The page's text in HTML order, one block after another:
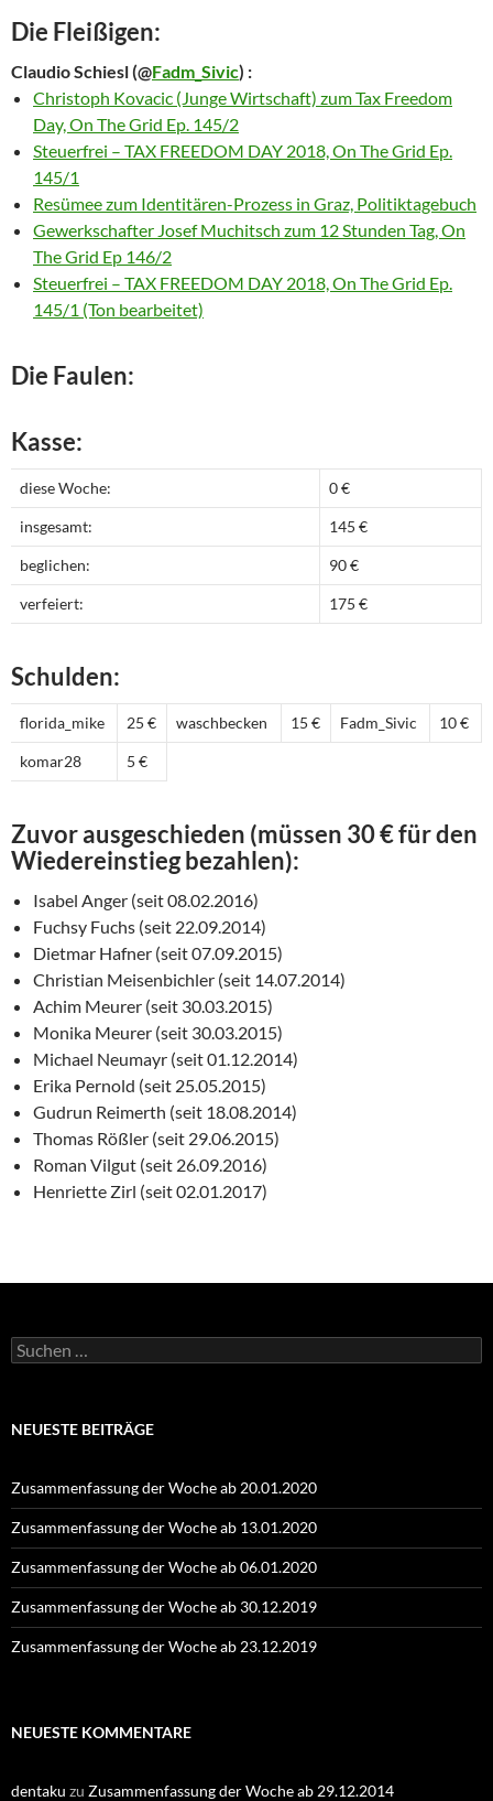
Die Fleißigen:
Claudio Schiesl(@Fadm_Sivic) :
Christoph Kovacic (Junge Wirtschaft) zum Tax Freedom
Day, On The Grid Ep. 145/2
Steuerfrei – TAX FREEDOM DAY 2018, On The Grid Ep.
145/1
Resümee zum Identitären-Prozess in Graz, Politiktagebuch
Gewerkschafter Josef Muchitsch zum 12 Stunden Tag, On
The Grid Ep 146/2
Steuerfrei – TAX FREEDOM DAY 2018, On The Grid Ep.
145/1 (Ton bearbeitet)
Die Faulen:
Kasse:
diese Woche: 0 €
insgesamt: 145 €
beglichen: 90 €
verfeiert: 175 €
Schulden:
florida_mike 25 € waschbecken 15 € Fadm_Sivic 10 €
komar28 5 €
Zuvor ausgeschieden (müssen 30 € für den
Wiedereinstieg bezahlen):
Isabel Anger (seit 08.02.2016)
Fuchsy Fuchs (seit 22.09.2014)
Dietmar Hafner (seit 07.09.2015)
Christian Meisenbichler (seit 14.07.2014)
Achim Meurer (seit 30.03.2015)
Monika Meurer (seit 30.03.2015)
Michael Neumayr (seit 01.12.2014)
Erika Pernold (seit 25.05.2015)
Gudrun Reimerth (seit 18.08.2014)
Thomas Rößler (seit 29.06.2015)
Roman Vilgut (seit 26.09.2016)
Henriette Zirl (seit 02.01.2017)
Suchen
nach:
NEUESTE BEITRÄGE
Zusammenfassung der Woche ab 20.01.2020
Zusammenfassung der Woche ab 13.01.2020
Zusammenfassung der Woche ab 06.01.2020
Zusammenfassung der Woche ab 30.12.2019
Zusammenfassung der Woche ab 23.12.2019
NEUESTE KOMMENTARE
dentaku zu Zusammenfassung der Woche ab 29.12.2014